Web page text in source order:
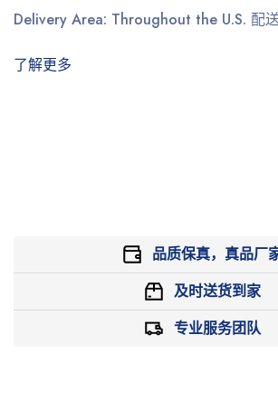
Delivery Area: Throughout the U.S. 配
了解更多
品质保真，真品厂
及时送货到家
专业服务团队